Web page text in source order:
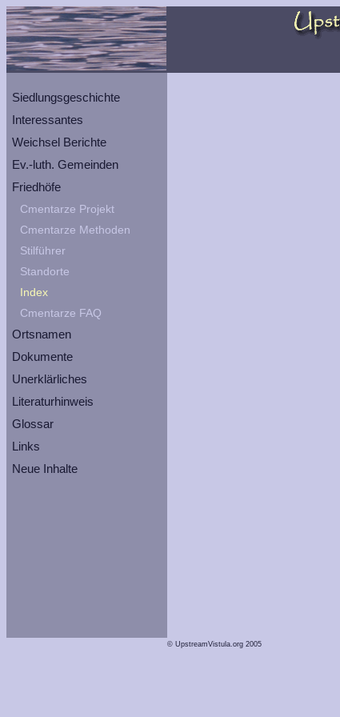
Siedlungsgeschichte
Interessantes
Weichsel Berichte
Ev.-luth. Gemeinden
Friedhöfe
Cmentarze Projekt
Cmentarze Methoden
Stilführer
Standorte
Index
Cmentarze FAQ
Ortsnamen
Dokumente
Unerklärliches
Literaturhinweis
Glossar
Links
Neue Inhalte
© UpstreamVistula.org 2005